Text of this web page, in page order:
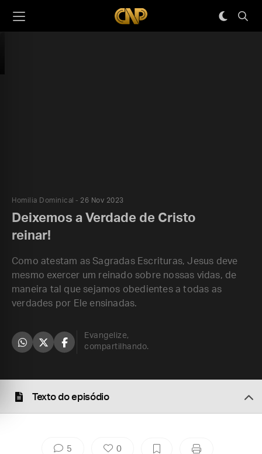
Homilia Dominical 26 Nov 2023
Deixemos a Verdade de Cristo
reinar!
Como atestam as Sagradas Escrituras, Jesus deve
mesmo exercer um reinado sobre nossas vidas, de
maneira tal que sejamos obedientes a todas as
verdades por Ele ensinadas.
Evangelize,
compartilhando.
Texto do episódio
5 0